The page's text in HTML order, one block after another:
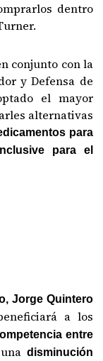
dentro
conjunto con la
y Defensa de
el mayor
alternativas
para
para el
Jorge Quintero
a los
entre
disminución